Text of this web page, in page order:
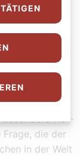
noch aus
eröffnet,
führt. Der
entwickelt,
Hör-
Frage, die der
in der Welt